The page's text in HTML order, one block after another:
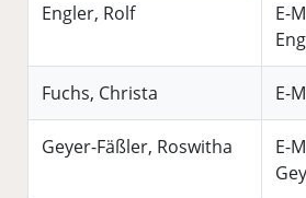
Engler, Rolf
E-
Fuchs, Christa E-
Geyer-Fäßler, Roswitha
E-